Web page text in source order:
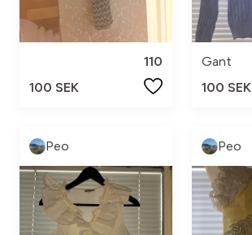
110
100 SEK
Gant
100 SEK
Peo Peo